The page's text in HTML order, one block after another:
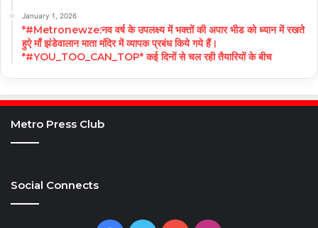
January 1, 2026
*#Metronewze:नव वर्ष के उपलक्ष्य में भक्तों की अपार भीड को ध्यान में रखते
हुऐ माँ झंडेवालान माता मंदिर में व्यापक प्रबंध किये गये हैं।
*#YOU_TOO_CAN_TOP* कई दिनों से चल रही तैयारियों के बीच
Metro Press Club
Social Connects